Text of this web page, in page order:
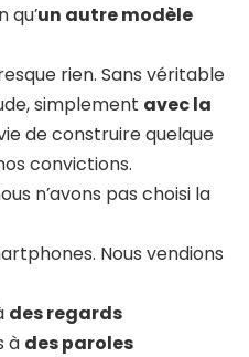
qu’un autre modèle
rien. Sans véritable
simplement avec la
de construire quelque
convictions.
n’avons pas choisi la
Nous vendions
des regards
à des paroles